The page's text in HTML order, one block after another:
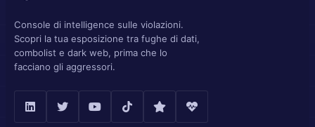
Console di intelligence sulle violazioni.
Scopri la tua esposizione tra fughe di dati,
combolist e dark web, prima che lo
facciano gli aggressori.